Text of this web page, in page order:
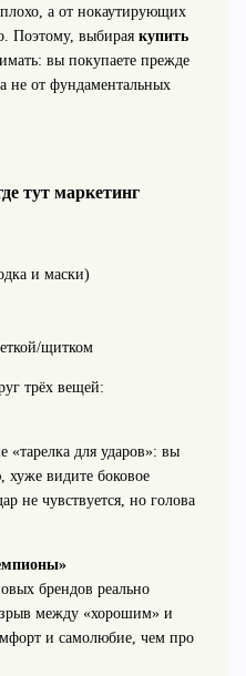
а от нокаутирующих
Поэтому, выбирая купить
вы покупаете прежде
не от фундаментальных
тут маркетинг
и маски)
щитком
трёх вещей:
для ударов»: вы
хуже видите боковое
не чувствуется, но голова
брендов реально
между «хорошим» и
и самолюбие, чем про